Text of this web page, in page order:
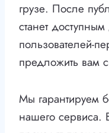
грузе. После
станет
пользователей-
предложить вам
Мы гарантируем
нашего сервиса.